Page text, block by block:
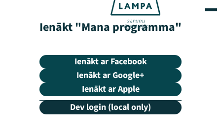
Mana programma
Ienākt "Mana programma"
Ienākt ar Facebook
Ienākt ar Google+
Ienākt ar Apple
Dev login (local only)